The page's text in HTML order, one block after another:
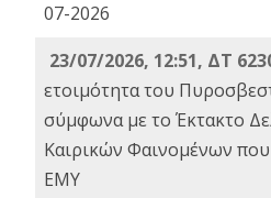
07-2026
23/07/2026, 12:51, ΔΤ
ετοιμότητα του
σύμφωνα με το Έκτακτο
Καιρικών Φαινομένων
ΕΜΥ